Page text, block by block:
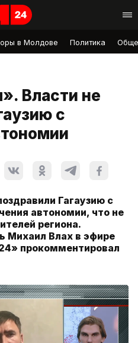
в Молдове Политика
Власти не
с
Гагаузию с
автономии, что не
региона.
Михаил Влах в эфире
прокомментировал